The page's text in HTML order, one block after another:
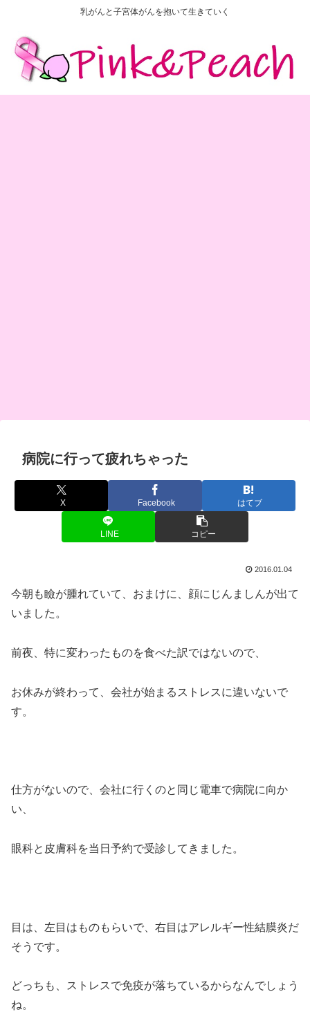
乳がんと子宮体がんを抱いて生きていく
病院に行って疲れちゃった
X Facebook はてブ
LINE コピー
2016.01.04
今朝も瞼が腫れていて、おまけに、顔にじんましんが出て
いました。
前夜、特に変わったものを食べた訳ではないので、
お休みが終わって、会社が始まるストレスに違いないで
す。
仕方がないので、会社に行くのと同じ電車で病院に向か
い、
眼科と皮膚科を当日予約で受診してきました。
目は、左目はものもらいで、右目はアレルギー性結膜炎だ
そうです。
どっちも、ストレスで免疫が落ちているからなんでしょう
ね。